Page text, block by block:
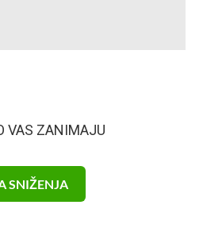
VAS ZANIMAJU
SNIŽENJA